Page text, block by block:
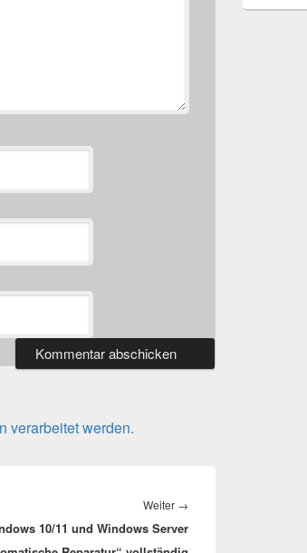
verarbeitet werden.
Weiter →
Beitrag:
10/11 und Windows Server